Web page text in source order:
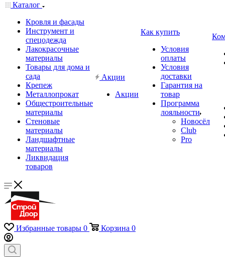
Каталог
Кровля и фасады
Инструмент и
спецодежда
Лакокрасочные
материалы
Товары для дома и
сада
Крепеж
Металлопрокат
Общестроительные
материалы
Стеновые
материалы
Ландшафтные
материалы
Ликвидация
товаров
Акции
Акции
Как купить
Условия
оплаты
Условия
доставки
Гарантия на
товар
Программа
лояльности
Новосёл
Club
Pro
Избранные товары 0 Корзина 0